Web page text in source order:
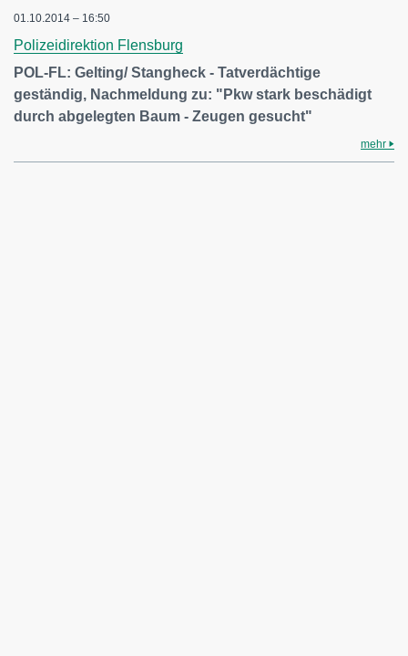
01.10.2014 – 16:50
Polizeidirektion Flensburg
POL-FL: Gelting/ Stangheck - Tatverdächtige
geständig, Nachmeldung zu: "Pkw stark beschädigt
durch abgelegten Baum - Zeugen gesucht"
mehr